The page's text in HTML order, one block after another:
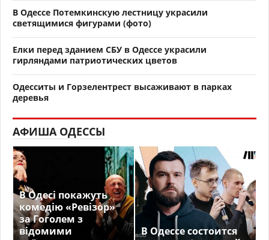
В Одессе Потемкинскую лестницу украсили
светящимися фигурами (фото)
Елки перед зданием СБУ в Одессе украсили
гирляндами патриотических цветов
Одесситы и Горзелентрест высаживают в парках
деревья
АФИША ОДЕССЫ
В Одесі покажуть
комедію «Ревізор»
за Гоголем з
відомими
В Одессе состоится